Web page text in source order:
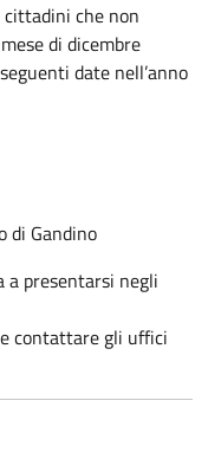
cittadini che non
di dicembre
date nell’anno
di Gandino
presentarsi negli
contattare gli uffici